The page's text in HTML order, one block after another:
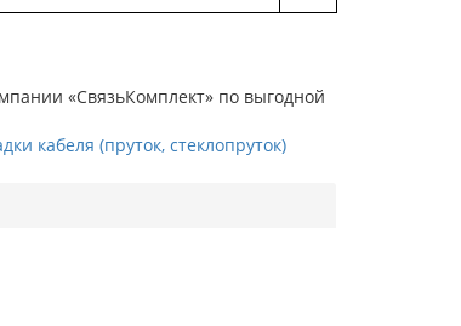
«СвязьКомплект» по выгодной
кабеля (пруток, стеклопруток)